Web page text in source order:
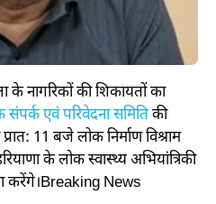
के नागरिकों की शिकायतों का
संपर्क एवं परिवेदना समितिकी
11 बजे लोक निर्माण विश्राम
के लोक स्वास्थ्य अभियांत्रिकी
करेंगे।Breaking News